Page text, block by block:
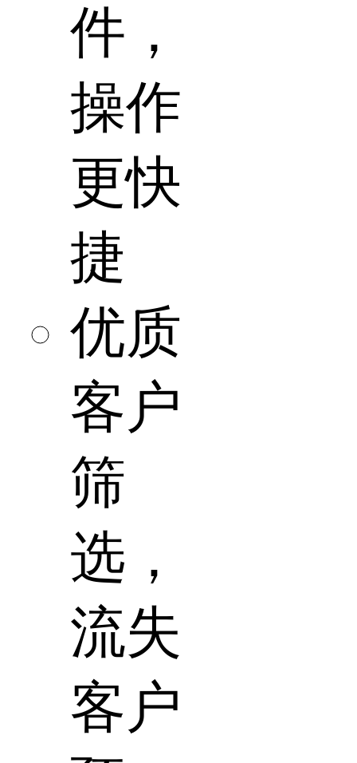
件，
操作
更快
捷
优质
客户
筛
选，
流失
客户